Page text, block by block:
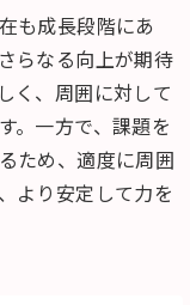
も成長段階にあ
らなる向上が期待
く、周囲に対して
。一方で、課題を
ため、適度に周囲
より安定して力を